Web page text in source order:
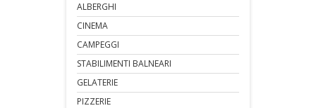
ALBERGHI
CINEMA
CAMPEGGI
STABILIMENTI BALNEARI
GELATERIE
PIZZERIE